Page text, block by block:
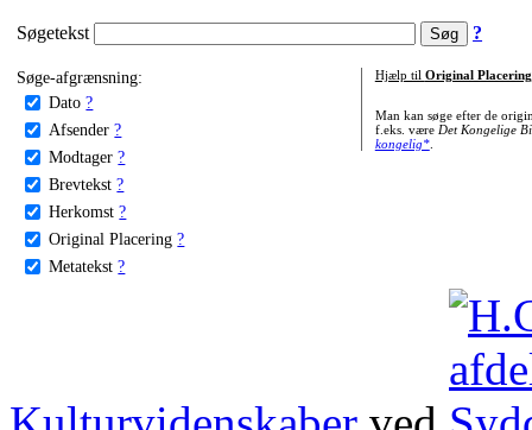
Søgetekst ?
Søge-afgrænsning:
Dato ?
Afsender ?
Modtager ?
Brevtekst ?
Herkomst ?
Original Placering ?
Metatekst ?
Hjælp til Original Placering
Man kan søge efter de
f.eks. være Det Kongelige
kongelig*.